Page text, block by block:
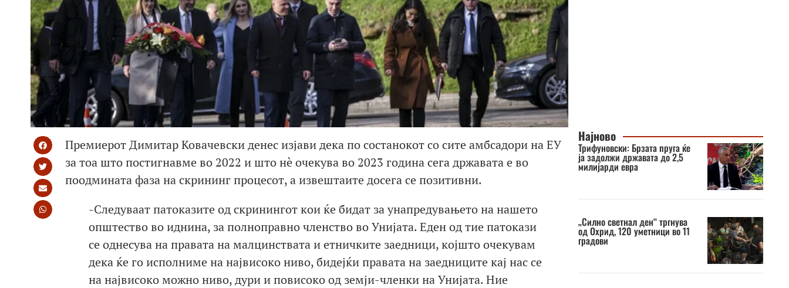
Премиерот Димитар Ковачевски денес изјави дека по состанокот со сите амбсадори на ЕУ
за тоа што постигнавме во 2022 и што нè очекува во 2023 година сега државата е во
поодмината фаза на скрининг процесот, а извештаите досега се позитивни.
-Следуваат патоказите од скринингот кои ќе бидат за унапредувањето на нашето
општество во иднина, за полноправно членство во Унијата. Еден од тие патокази
се однесува на правата на малцинствата и етничките заедници, којшто очекувам
дека ќе го исполниме на највисоко ниво, бидејќи правата на заедниците кај нас се
на највисоко можно ниво, дури и повисоко од земји-членки на Унијата. Ние
Најново
Трифуновски: Брзата пруга ќе
ја задолжи државата до 2,5
милијарди евра
„Силно светнал ден“ тргнува
од Охрид, 120 уметници во 11
градови